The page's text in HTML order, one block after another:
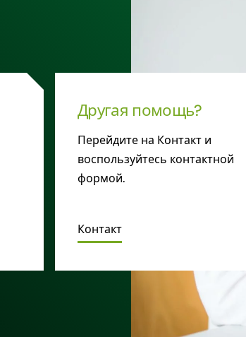
Другая помощь?
Перейдите на Контакт и
воспользуйтесь контактной
формой.
Контакт